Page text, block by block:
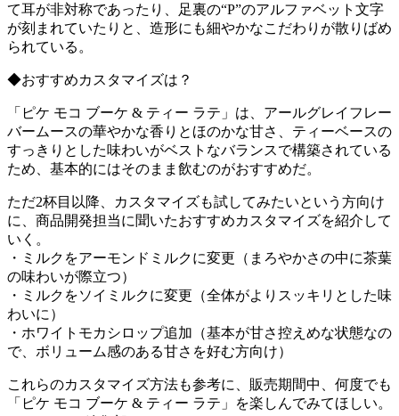
て耳が非対称であったり、足裏の“P”のアルファベット文字
が刻まれていたりと、造形にも細やかなこだわりが散りばめ
られている。
◆おすすめカスタマイズは？
「ピケ モコ ブーケ & ティー ラテ」は、アールグレイフレー
バームースの華やかな香りとほのかな甘さ、ティーベースの
すっきりとした味わいがベストなバランスで構築されている
ため、基本的にはそのまま飲むのがおすすめだ。
ただ2杯目以降、カスタマイズも試してみたいという方向け
に、商品開発担当に聞いたおすすめカスタマイズを紹介して
いく。
・ミルクをアーモンドミルクに変更（まろやかさの中に茶葉
の味わいが際立つ）
・ミルクをソイミルクに変更（全体がよりスッキリとした味
わいに）
・ホワイトモカシロップ追加（基本が甘さ控えめな状態なの
で、ボリューム感のある甘さを好む方向け）
これらのカスタマイズ方法も参考に、販売期間中、何度でも
「ピケ モコ ブーケ & ティー ラテ」を楽しんでみてほしい。